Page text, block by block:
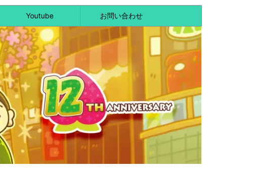
Youtube お問い合わせ